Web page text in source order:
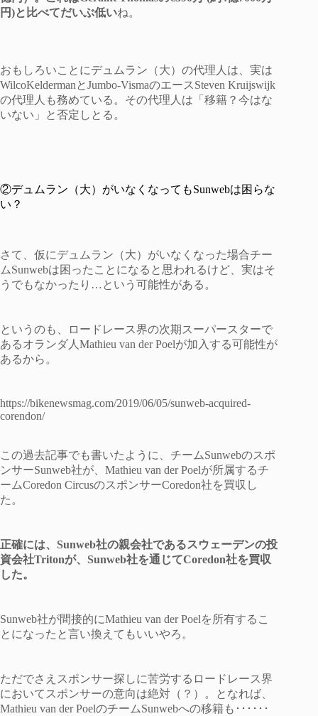
円)と比べてだいぶ低いね。
おもしろいことにデュムラン（大）の代理人は、実は
WilcoKeldermanとJumbo-VismaのエースSteven Kruijswijk
の代理人も務めている。その代理人は「移籍？今はな
いない」と否定しとる。
②デュムラン（大）がいなくなってもSunwebは困らな
い？
さて、仮にデュムラン（大）がいなくなった場合チー
ムSunwebは困ったことになると思われるけど、実はそ
うでもなかったり…という可能性がある。
というのも、ロードレース界の次期スーパースターで
あるオランダ人Mathieu van der Poelが加入する可能性が
あるから。
https://bikenewsmag.com/2019/06/05/sunweb-acquired-
corendon/
この過去記事でも書いたように、チームSunwebのスポ
ンサーSunweb社が、Mathieu van der Poelが所属するチ
ームCoredon CircusのスポンサーCoredon社を買収し
た。
正確には、Sunweb社の親会社であるスウェーデンの投
資会社Tritonが、Sunweb社を通じてCoredon社を買収
した。
Sunweb社が間接的にMathieu van der Poelを所有するこ
とになったと言い換えてもいいやろ。
ただでさえスポンサー探しに苦労するロードレース界
においてスポンサーの意向は絶対（？）。となれば、
Mathieu van der PoelのチームSunwebへの移籍も･･････